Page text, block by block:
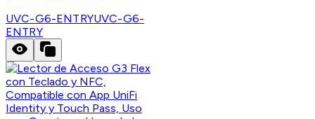
UVC-G6-ENTRYUVC-G6-
ENTRY